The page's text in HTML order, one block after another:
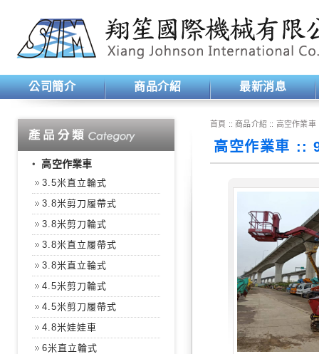
公司簡介 商品介紹 最新消息
‧高空作業車
3.5米直立輪式
3.8米剪刀履帶式
3.8米剪刀輪式
3.8米直立履帶式
3.8米直立輪式
4.5米剪刀輪式
4.5米剪刀履帶式
4.8米娃娃車
6米直立輪式
首頁 :: 商品介紹 :: 高空作業車
高空作業車 ::